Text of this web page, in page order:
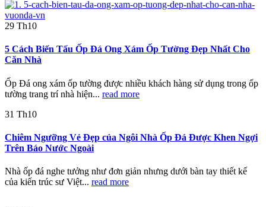
29 Th10
5 Cách Biến Tấu Ốp Đá Ong Xám Ốp Tường Đẹp Nhất Cho
Căn Nhà
Ốp Đá ong xám ốp tường được nhiều khách hàng sử dụng trong ốp
tường trang trí nhà hiện... read more
31 Th10
Chiêm Ngưỡng Vẻ Đẹp của Ngôi Nhà Ốp Đá Được Khen Ngợi
Trên Báo Nước Ngoài
Nhà ốp đá nghe tưởng như đơn giản nhưng dưới bàn tay thiết kế
của kiến trúc sư Việt... read more